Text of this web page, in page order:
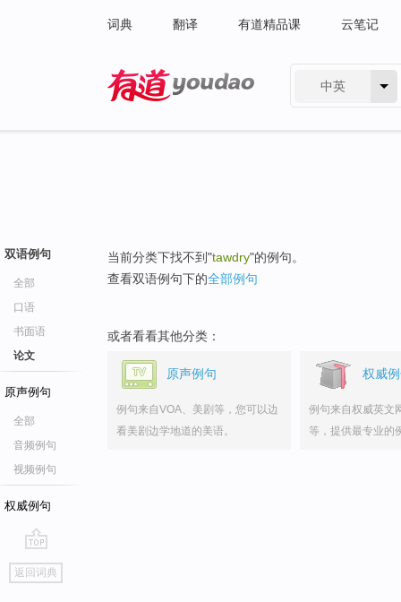
词典 翻译 有道精品课 云笔记
中英
双语例句
全部
口语
书面语
论文
原声例句
全部
音频例句
视频例句
权威例句
go
top
返回词典
当前分类下找不到"tawdry"的例句。
查看双语例句下的全部例句
或者看看其他分类：
原声例句
例句来自VOA、美剧等，您可以边
看美剧边学地道的美语。
权威
例句来自权威英文
等，提供最专业的